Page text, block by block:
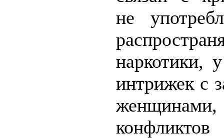
не
наркотики,
интрижек с